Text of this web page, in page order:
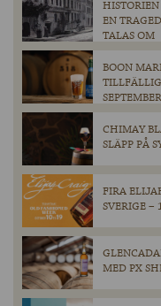
EN
TALAS OM
BOON
CHIMAY
SLÄPP PÅ
FIRA
SVERIGE –
MED PX